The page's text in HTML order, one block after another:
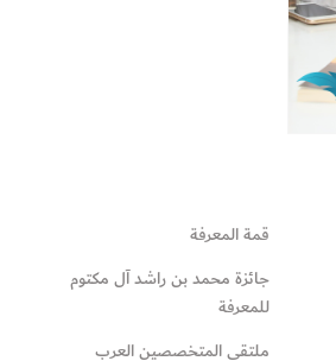
قمة المعرفة
جائزة محمد بن راشد آل مكتوم
للمعرفة
ملتقى المتخصصين العرب